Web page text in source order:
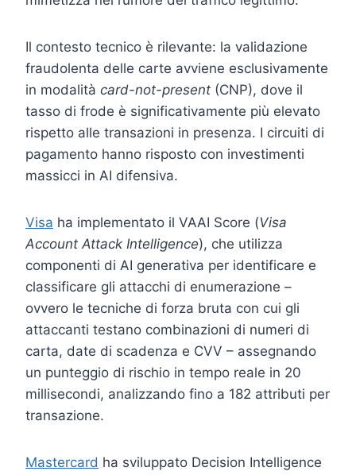
Il contesto tecnico è rilevante: la validazione
fraudolenta delle carte avviene esclusivamente
in modalità card-not-present (CNP), dove il
tasso di frode è significativamente più elevato
rispetto alle transazioni in presenza. I circuiti di
pagamento hanno risposto con investimenti
massicci in AI difensiva.
Visa ha implementato il VAAI Score (Visa
Account Attack Intelligence), che utilizza
componenti di AI generativa per identificare e
classificare gli attacchi di enumerazione –
ovvero le tecniche di forza bruta con cui gli
attaccanti testano combinazioni di numeri di
carta, date di scadenza e CVV – assegnando
un punteggio di rischio in tempo reale in 20
millisecondi, analizzando fino a 182 attributi per
transazione.
Mastercard ha sviluppato Decision Intelligence